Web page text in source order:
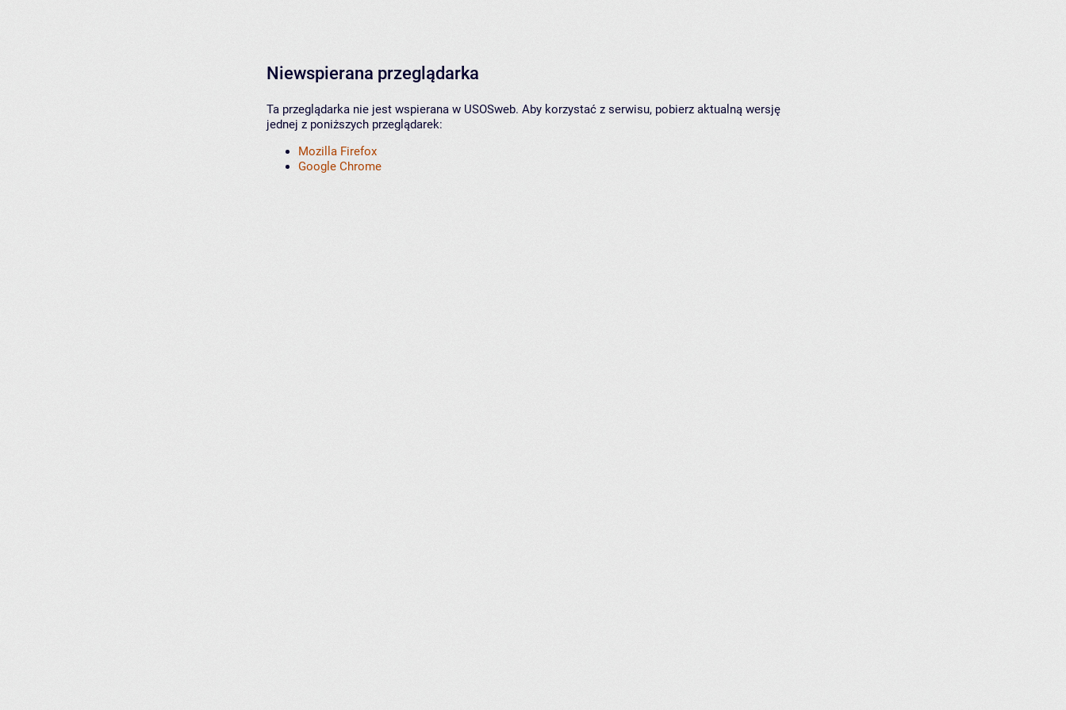
Niewspierana przeglądarka
Ta przeglądarka nie jest wspierana w USOSweb. Aby korzystać z serwisu, pobierz aktualną wersję
jednej z poniższych przeglądarek:
Mozilla Firefox
Google Chrome